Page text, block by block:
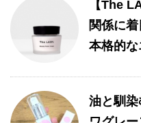
【The
関係に
本格的
油と馴